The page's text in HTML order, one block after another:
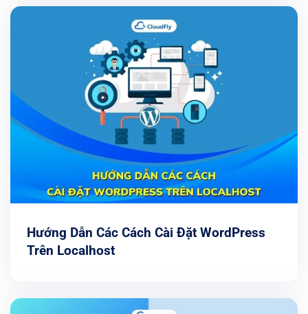
Hướng Dẫn Các Cách Cài Đặt WordPress
Trên Localhost